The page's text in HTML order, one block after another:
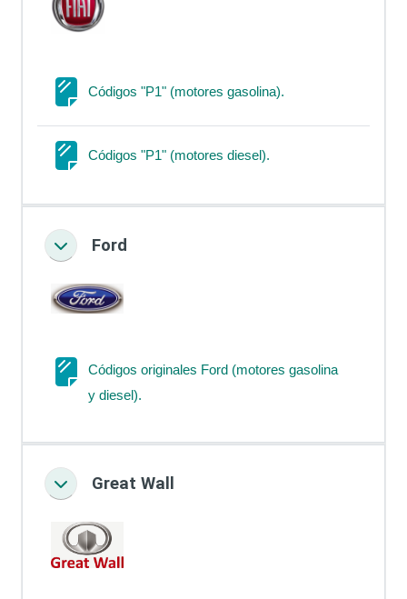
Códigos "P1" (motores gasolina).
Códigos "P1" (motores diesel).
ColapsarFord
Códigos originales Ford (motores gasolina
y diesel).
ColapsarGreat Wall